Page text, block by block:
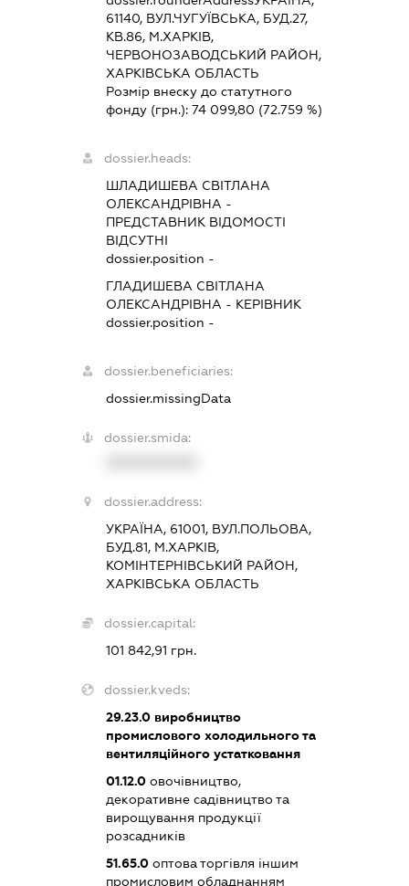
61140, ВУЛ.ЧУГУЇВСЬКА, БУД.27,
КВ.86, М.ХАРКІВ,
ЧЕРВОНОЗАВОДСЬКИЙ РАЙОН,
ХАРКІВСЬКА ОБЛАСТЬ
Розмір внеску до статутного
фонду (грн.):74 099,80 (72.759 %)
dossier.heads:
ШЛАДИШЕВА СВІТЛАНА
ОЛЕКСАНДРІВНА -
ПРЕДСТАВНИК ВІДОМОСТІ
ВІДСУТНІ
dossier.position -
ГЛАДИШЕВА СВІТЛАНА
ОЛЕКСАНДРІВНА - КЕРІВНИК
dossier.position -
dossier.beneficiaries:
dossier.missingData
dossier.smida:
dossier.address:
УКРАЇНА, 61001, ВУЛ.ПОЛЬОВА,
БУД.81, М.ХАРКІВ,
КОМІНТЕРНІВСЬКИЙ РАЙОН,
ХАРКІВСЬКА ОБЛАСТЬ
dossier.capital:
101 842,91 грн.
dossier.kveds:
29.23.0 виробництво
промислового холодильного та
вентиляційного устатковання
01.12.0 овочівництво,
декоративне садівництво та
вирощування продукції
розсадників
51.65.0 оптова торгівля іншим
промисловим обладнанням